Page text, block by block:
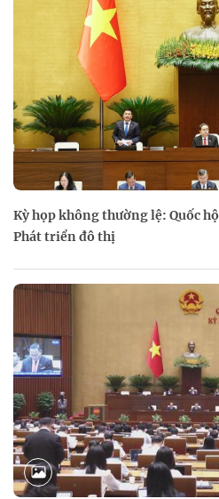
Kỳ họp không thường lệ: Quốc
Phát triển đô thị